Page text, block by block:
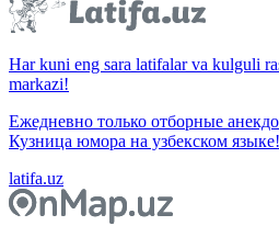
Har kuni eng sara latifalar va kulguli
markazi!
Ежедневно только отборные
Кузница юмора на узбекском языке!
latifa.uz